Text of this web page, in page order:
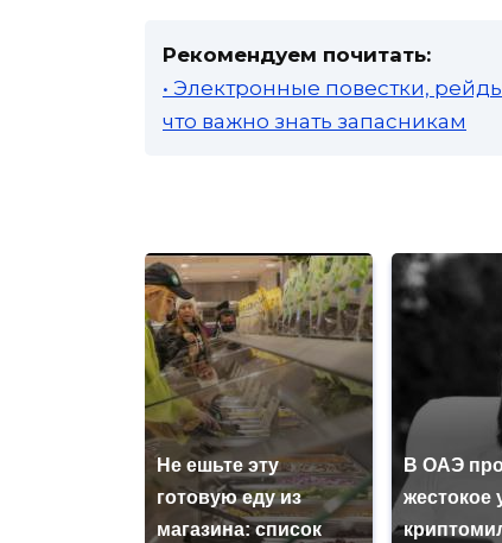
Рекомендуем почитать:
• Электронные повестки,
что важно знать запасникам
Не ешьте эту
готовую еду из
магазина: список
В ОАЭ
жестокое